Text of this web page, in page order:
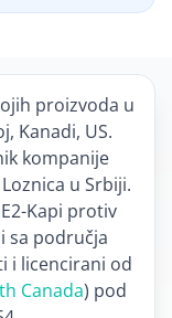
proizvoda u
Kanadi, US.
kompanije
u Srbiji.
Kapi protiv
sa područja
i licencirani od
Canada) pod